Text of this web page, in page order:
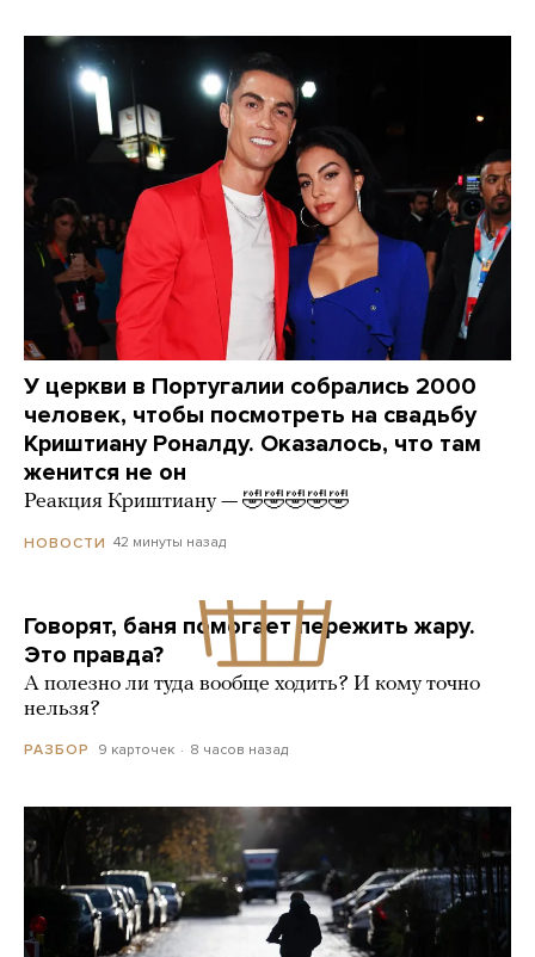
У церкви в Португалии собрались 2000
человек, чтобы посмотреть на свадьбу
Криштиану Роналду. Оказалось, что там
женится не он
Реакция Криштиану — 🤣🤣🤣🤣🤣
НОВОСТИ 42 минуты назад
Говорят, баня помогает пережить жару.
Это правда?
А полезно ли туда вообще ходить? И кому точно
нельзя?
РАЗБОР 9 карточек 8 часов назад